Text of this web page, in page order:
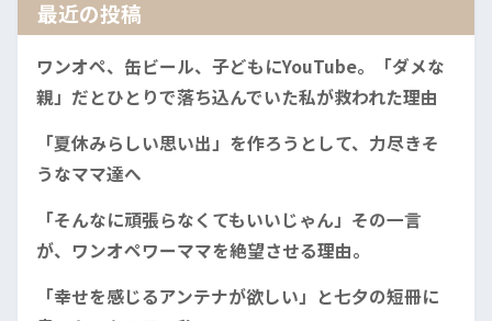
最近の投稿
ワンオペ、缶ビール、子どもにYouTube。「ダメな
親」だとひとりで落ち込んでいた私が救われた理由
「夏休みらしい思い出」を作ろうとして、力尽きそ
うなママ達へ
「そんなに頑張らなくてもいいじゃん」その一言
が、ワンオペワーママを絶望させる理由。
「幸せを感じるアンテナが欲しい」と七夕の短冊に